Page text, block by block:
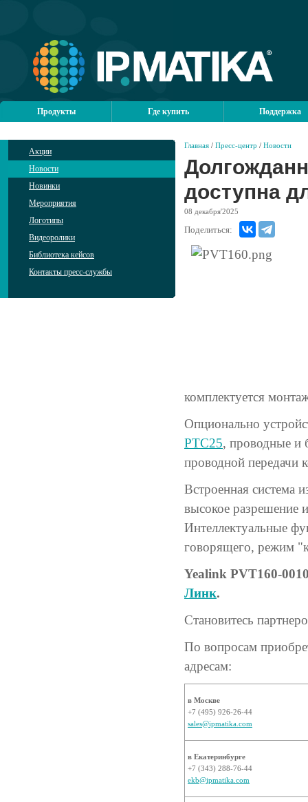
Продукты Где купить Поддержка
Акции
Новости
Новинки
Мероприятия
Логотипы
Видеоролики
Библиотека кейсов
Контакты пресс-службы
Главная / Пресс-центр / Новости
доступна
08 декабря'2025
Поделиться:
комплектуется
Опционально
PTC25, проводные и
проводной передачи
Встроенная система
высокое разрешение
Интеллектуальные
говорящего, режим
Yealink PVT160-
Линк.
Становитесь
По вопросам
адресам:
в Москве
+7 (495) 926-26-44
sales@ipmatika.com
в Екатеринбурге
+7 (343) 288-76-44
ekb@ipmatika.com